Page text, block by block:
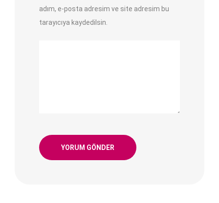
adım, e-posta adresim ve site adresim bu
tarayıcıya kaydedilsin.